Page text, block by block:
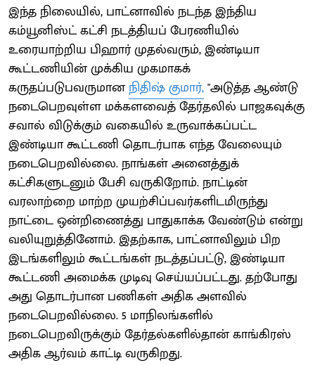
இந்த நிலையில், பாட்னாவில் நடந்த இந்திய
கம்யூனிஸ்ட் கட்சி நடத்தியப் பேரணியில்
உரையாற்றிய பிஹார் முதல்வரும், இண்டியா
கூட்டணியின் முக்கிய முகமாகக்
கருதப்படுபவருமானநிதிஷ் குமார்,"அடுத்த ஆண்டு
நடைபெறவுள்ள மக்களவைத் தேர்தலில் பாஜகவுக்கு
சவால் விடுக்கும் வகையில் உருவாக்கப்பட்ட
இண்டியா கூட்டணி தொடர்பாக எந்த வேலையும்
நடைபெறவில்லை. நாங்கள் அனைத்துக்
கட்சிகளுடனும் பேசி வருகிறோம். நாட்டின்
வரலாற்றை மாற்ற முயற்சிப்பவர்களிடமிருந்து
நாட்டை ஒன்றிணைத்து பாதுகாக்க வேண்டும் என்று
வலியுறுத்தினோம். இதற்காக, பாட்னாவிலும் பிற
இடங்களிலும் கூட்டங்கள் நடத்தப்பட்டு, இண்டியா
கூட்டணி அமைக்க முடிவு செய்யப்பட்டது. தற்போது
அது தொடர்பான பணிகள் அதிக அளவில்
நடைபெறவில்லை. 5 மாநிலங்களில்
நடைபெறவிருக்கும் தேர்தல்களில்தான் காங்கிரஸ்
அதிக ஆர்வம் காட்டி வருகிறது.